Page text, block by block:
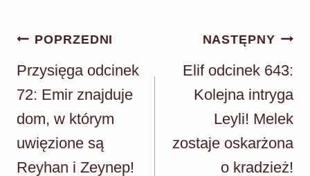
Nawigacja
wpisu
POPRZEDNI
Przysięga odcinek
72: Emir znajduje
dom, w którym
uwięzione są
Reyhan i Zeynep!
NASTĘPNY
Elif odcinek 643:
Kolejna intryga
Leyli! Melek
zostaje oskarżona
o kradzież!